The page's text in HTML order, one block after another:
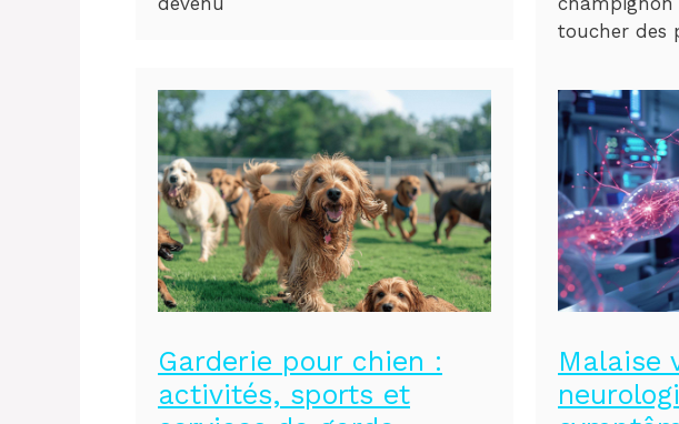
toucher des
Garderie pour chien :
activités, sports et
Malaise